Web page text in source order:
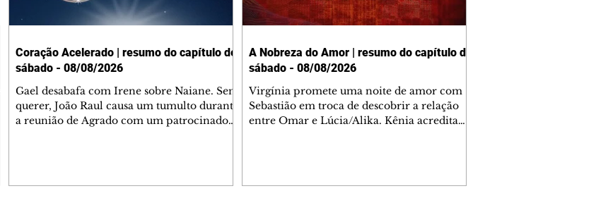
Coração Acelerado | resumo do capítulo de
sábado - 08/08/2026
Gael desabafa com Irene sobre Naiane. Sem
querer, João Raul causa um tumulto durante
a reunião de Agrado com um patrocinador.
A Nobreza do Amor | resumo do capítulo de
sábado - 08/08/2026
Virgínia promete uma noite de amor com
Sebastião em troca de descobrir a relação
entre Omar e Lúcia/Alika. Kênia acredita